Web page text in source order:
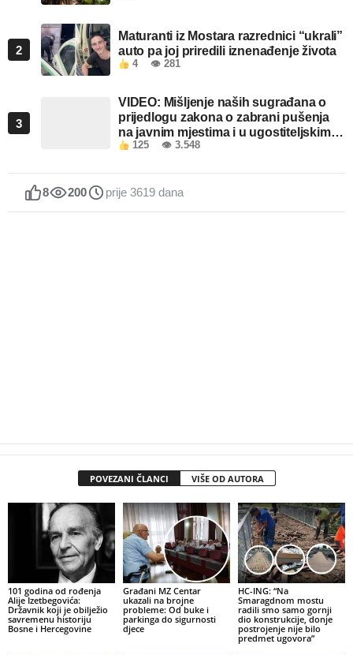
2
Maturanti iz Mostara razrednici “ukrali”
auto pa joj priredili iznenađenje života
4 👁 281
3
VIDEO: Mišljenje naših sugrađana o
prijedlogu zakona o zabrani pušenja
na javnim mjestima i u ugostiteljskim
objektima u FBiH
125 👁 3.548
8 200 prije 3619 dana
POVEZANI ČLANCI VIŠE OD AUTORA
101 godina od rođenja
Alije Izetbegovića:
Državnik koji je obilježio
savremenu historiju
Bosne i Hercegovine
Građani MZ Centar
ukazali na brojne
probleme: Od buke i
parkinga do sigurnosti
djece
HC-ING: “Na
Smaragdnom mostu
radili smo samo gornji
dio konstrukcije, donje
postrojenje nije bilo
predmet ugovora”